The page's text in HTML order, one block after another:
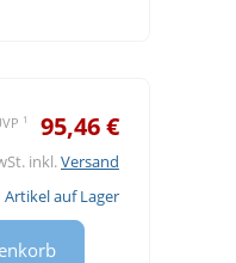
1 95,46 €
inkl.Versand
Artikel auf Lager